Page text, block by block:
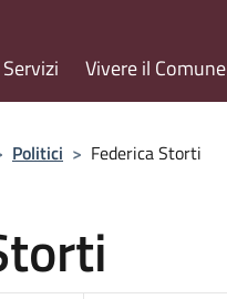
Servizi Vivere il Comune
Politici > Federica Storti